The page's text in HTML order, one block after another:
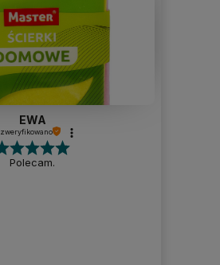
EWA
zweryfikowano
Polecam.